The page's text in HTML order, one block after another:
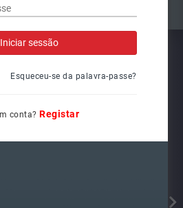
Esqueceu-se da palavra-passe?
conta? Registar